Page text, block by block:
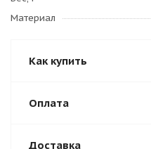
Материал
Как купить
Оплата
Доставка